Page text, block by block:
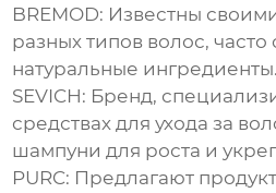
BREMOD: Известны
разных типов волос,
натуральные ингредиенты.
SEVICH: Бренд,
средствах для ухода за
шампуни для роста и
PURC: Предлагают